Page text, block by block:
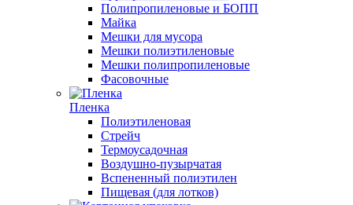
Полипропиленовые и БОПП
Майка
Мешки для мусора
Мешки полиэтиленовые
Мешки полипропиленовые
Фасовочные
Пленка
Полиэтиленовая
Стрейч
Термоусадочная
Воздушно-пузырчатая
Вспененный полиэтилен
Пищевая (для лотков)